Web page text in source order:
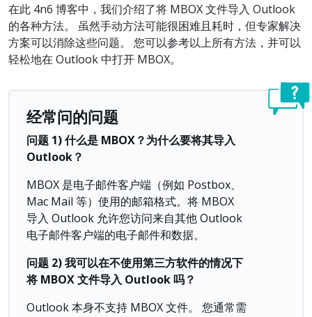
在此 4n6 博客中，我们介绍了将 MBOX 文件导入 Outlook
的各种方法。 虽然手动方法可能很困难且耗时，但专家解决
方案可以消除这些问题。 您可以参考以上所有方法，并可以
轻松地在 Outlook 中打开 MBOX。
经常问的问题
问题 1)什么是 MBOX？为什么要将其导入
Outlook？
MBOX 是电子邮件客户端（例如 Postbox、
Mac Mail 等）使用的邮箱格式。将 MBOX
导入 Outlook 允许您访问来自其他 Outlook
电子邮件客户端的电子邮件和数据。
问题 2)我可以在不使用第三方软件的情况下
将 MBOX文件导入 Outlook吗？
Outlook 本身不支持 MBOX 文件。 您通常需